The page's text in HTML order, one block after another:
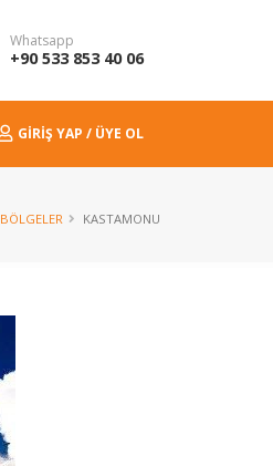
Whatsapp
+90 533 853 40 06
GIRIŞ YAP / ÜYE OL
BÖLGELER KASTAMONU